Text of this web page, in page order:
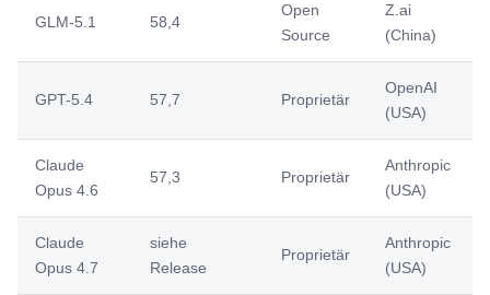
GLM-5.1 58,4
Open
Source
Z.ai
(China)
GPT-5.4 57,7 Proprietär
OpenAI
(USA)
Claude
Opus 4.6
57,3 Proprietär
Anthropic
(USA)
Claude
Opus 4.7
siehe
Release
Proprietär
Anthropic
(USA)